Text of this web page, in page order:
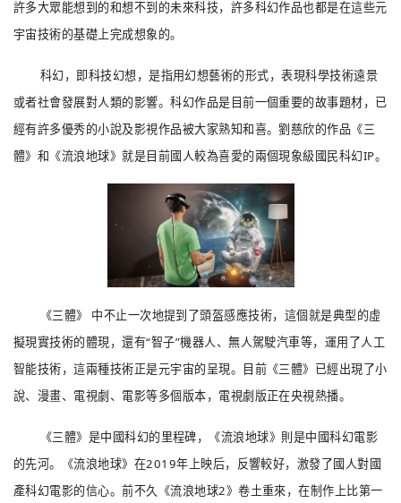
許多大眾能想到的和想不到的未來科技，許多科幻作品也都是在這些元
宇宙技術的基礎上完成想象的。
科幻，即科技幻想，是指用幻想藝術的形式，表現科學技術遠景
或者社會發展對人類的影響。科幻作品是目前一個重要的故事題材，已
經有許多優秀的小說及影視作品被大家熟知和喜。劉慈欣的作品《三
體》和《流浪地球》就是目前國人較為喜愛的兩個現象級國民科幻IP。
《三體》 中不止一次地提到了頭盔感應技術，這個就是典型的虛
擬現實技術的體現，還有“智子”機器人、無人駕駛汽車等，運用了人工
智能技術，這兩種技術正是元宇宙的呈現。目前《三體》已經出現了小
說、漫畫、電視劇、電影等多個版本，電視劇版正在央視熱播。
《三體》是中國科幻的里程碑，《流浪地球》則是中國科幻電影
的先河。《流浪地球》在2019年上映后，反響較好，激發了國人對國
產科幻電影的信心。前不久《流浪地球2》卷土重來，在制作上比第一